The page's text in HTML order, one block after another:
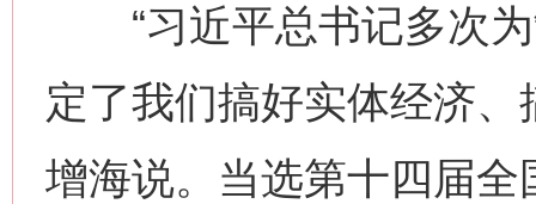
“习近平总书记多次为
定了我们搞好实体经济
增海说。当选第十四届